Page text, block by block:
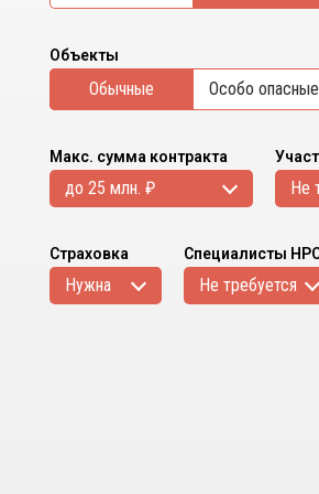
Объекты
Обычные Особо опасные
Макс. сумма контракта
до 25 млн. ₽ Не
Страховка
Нужна
Специалисты
Не требуется